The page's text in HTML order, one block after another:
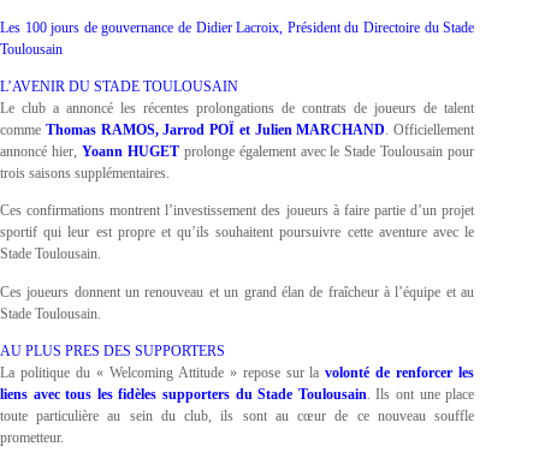
Les 100 jours de gouvernance de Didier Lacroix, Président du Directoire du Stade
Toulousain
L’AVENIR DU STADE TOULOUSAIN
Le club a annoncé les récentes prolongations de contrats de joueurs de talent
comme Thomas RAMOS, Jarrod POÏ et Julien MARCHAND. Officiellement
annoncé hier, Yoann HUGETprolonge également avec le Stade Toulousain pour
trois saisons supplémentaires.
Ces confirmations montrent l’investissement des joueurs à faire partie d’un projet
sportif qui leur est propre et qu’ils souhaitent poursuivre cette aventure avec le
Stade Toulousain.
Ces joueurs donnent un renouveau et un grand élan de fraîcheur à l’équipe et au
Stade Toulousain.
AU PLUS PRES DES SUPPORTERS
La politique du « Welcoming Attitude » repose sur lavolonté de renforcer les
liens avec tous les fidèles supporters du Stade Toulousain. Ils ont une place
toute particulière au sein du club, ils sont au cœur de ce nouveau souffle
prometteur.